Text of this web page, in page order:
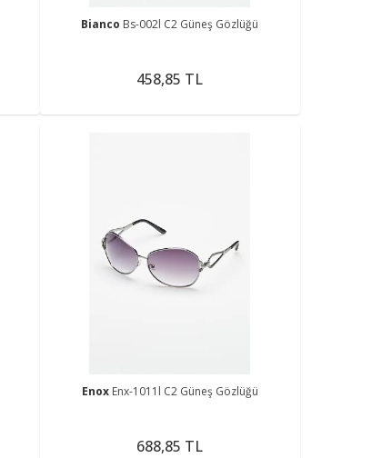
Bianco Bs-002l C2 Güneş Gözlüğü
458,85 TL
Enox Enx-1011l C2 Güneş Gözlüğü
688,85 TL